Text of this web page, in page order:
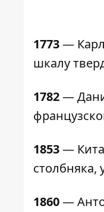
1773—
шкалу
1782—
1853—
столбняка,
1860—